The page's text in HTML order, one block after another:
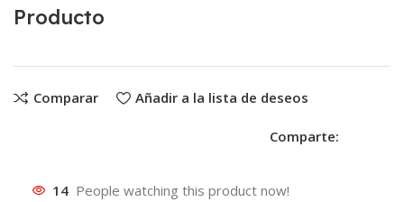
Producto
Comparar Añadir a la lista de deseos
Comparte:
14 People watching this product now!